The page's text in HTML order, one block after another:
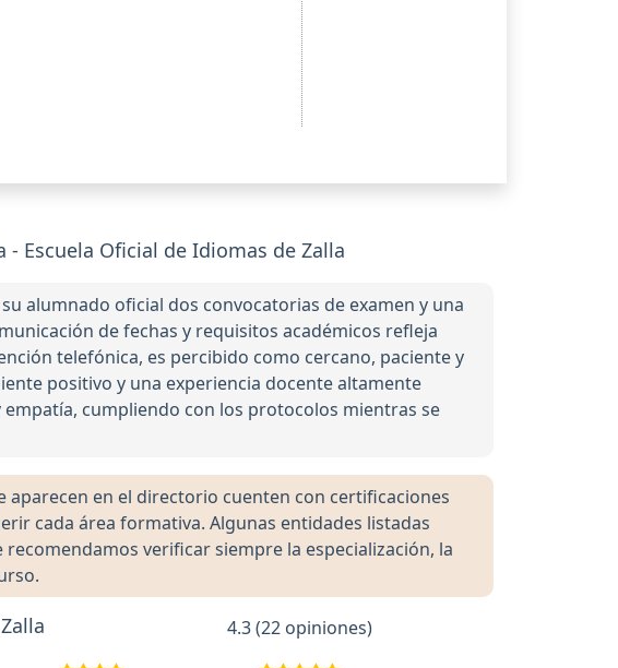
Escuela Oficial de Idiomas de Zalla
alumnado oficial dos convocatorias de examen y una
de fechas y requisitos académicos refleja
telefónica, es percibido como cercano, paciente y
positivo y una experiencia docente altamente
cumpliendo con los protocolos mientras se
en el directorio cuenten con certificaciones
cada área formativa. Algunas entidades listadas
verificar siempre la especialización, la
4.3 (22 opiniones)